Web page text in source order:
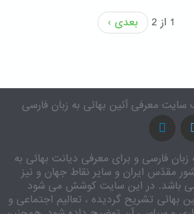
1 از 2
بعدی ›
فارسی و برای معرفی دیانت بهائی به
مقدّس ایران و سایر نقاط جهان و نیز
می باشد. در این سایت کوشش می شود
بهائی تشریح گردیده ، تعالیم اجتماعی و